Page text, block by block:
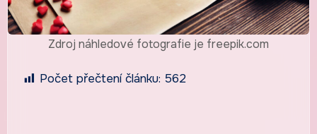
Zdroj náhledové fotografie je freepik.com
Počet přečtení článku: 562